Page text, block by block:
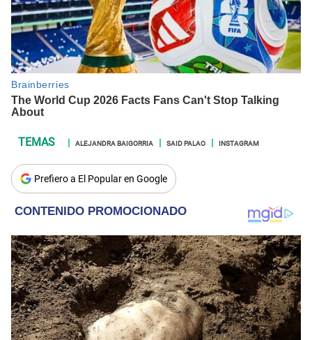
ALEJANDRA BAIGORRIA SAID PALAO INSTAGRAM
Prefiero a El Popular en Google